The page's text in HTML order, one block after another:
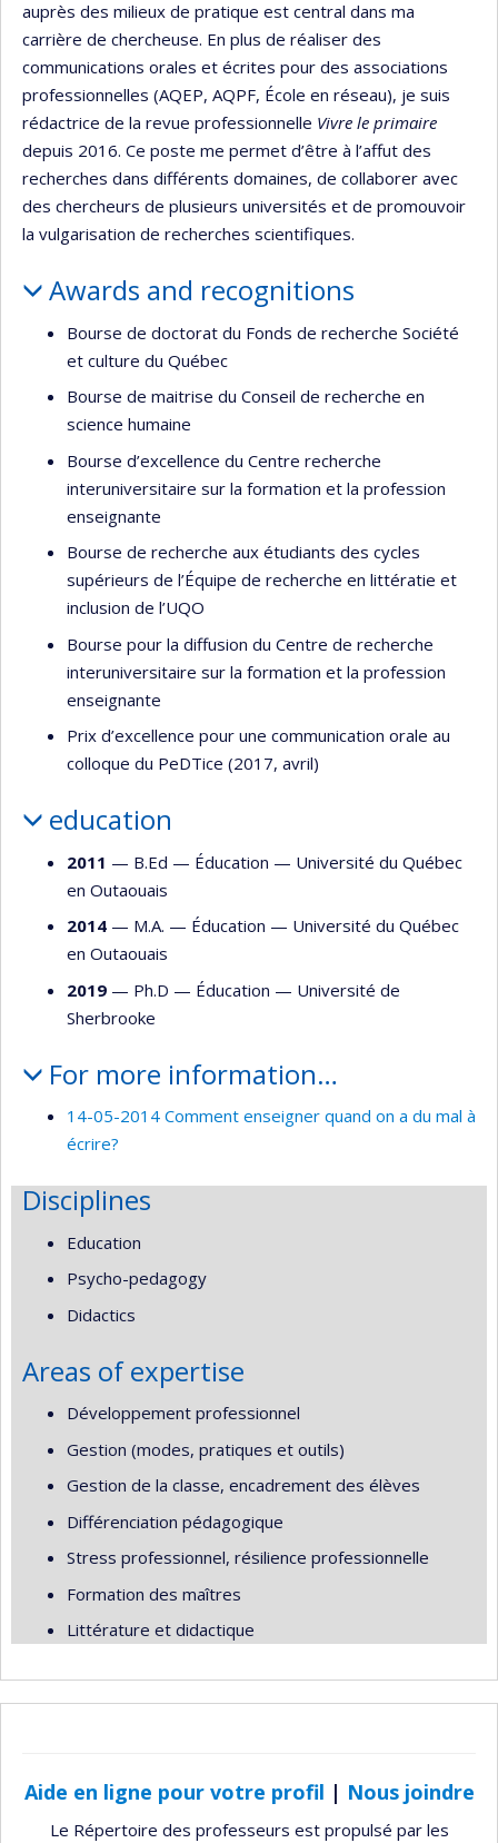
auprès des milieux de pratique est central dans ma
carrière de chercheuse. En plus de réaliser des
communications orales et écrites pour des associations
professionnelles (AQEP, AQPF, École en réseau), je suis
rédactrice de la revue professionnelle Vivre le primaire
depuis 2016. Ce poste me permet d’être à l’affut des
recherches dans différents domaines, de collaborer avec
des chercheurs de plusieurs universités et de promouvoir
la vulgarisation de recherches scientifiques.
Awards and recognitions
Bourse de doctorat du Fonds de recherche Société
et culture du Québec
Bourse de maitrise du Conseil de recherche en
science humaine
Bourse d’excellence du Centre recherche
interuniversitaire sur la formation et la profession
enseignante
Bourse de recherche aux étudiants des cycles
supérieurs de l’Équipe de recherche en littératie et
inclusion de l’UQO
Bourse pour la diffusion du Centre de recherche
interuniversitaire sur la formation et la profession
enseignante
Prix d’excellence pour une communication orale au
colloque du PeDTice (2017, avril)
education
2011 — B.Ed — Éducation — Université du Québec
en Outaouais
2014 — M.A. — Éducation — Université du Québec
en Outaouais
2019 — Ph.D — Éducation — Université de
Sherbrooke
For more information…
14-05-2014 Comment enseigner quand on a du mal à
écrire?
Disciplines
Education
Psycho-pedagogy
Didactics
Areas of expertise
Développement professionnel
Gestion (modes, pratiques et outils)
Gestion de la classe, encadrement des élèves
Différenciation pédagogique
Stress professionnel, résilience professionnelle
Formation des maîtres
Littérature et didactique
Aide en ligne pour votre profil | Nous joindre
Le Répertoire des professeurs est propulsé par les